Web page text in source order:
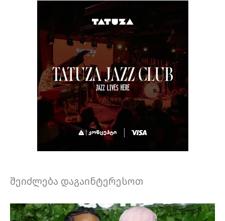
შეიძლება დაგაინტერესოთ